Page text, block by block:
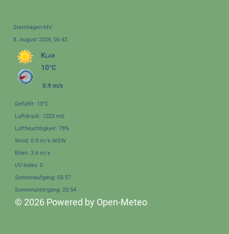
Steinhagen-MV
8. August 2026, 06:42
Klar
10°C
0.9 m/s
Gefühlt: 13°C
Luftdruck: 1023 mb
Luftfeuchtigkeit: 78%
Wind: 0.9 m/s WSW
Böen: 3.6 m/s
UV-Index: 0
Sonnenaufgang: 05:37
Sonnenuntergang: 20:54
© 2026 Powered by Open-Meteo